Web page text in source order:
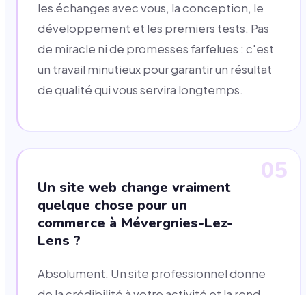
les échanges avec vous, la conception, le
développement et les premiers tests. Pas
de miracle ni de promesses farfelues : c'est
un travail minutieux pour garantir un résultat
de qualité qui vous servira longtemps.
05
Un site web change vraiment
quelque chose pour un
commerce à Mévergnies-Lez-
Lens ?
Absolument. Un site professionnel donne